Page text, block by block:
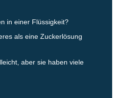
in einer Flüssigkeit?
als eine Zuckerlösung
aber sie haben viele